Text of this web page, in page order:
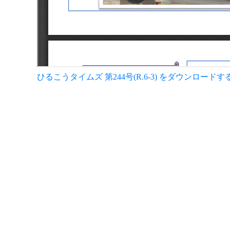
ひるこうタイムズ 第244号(R.6-3) をダウンロードす